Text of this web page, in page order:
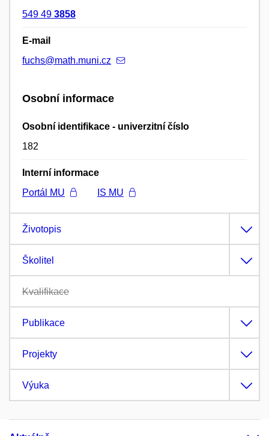
549 49 3858
E-mail
fuchs@math.muni.cz
Osobní informace
Osobní identifikace - univerzitní číslo
182
Interní informace
Portál MU
IS MU
Životopis
Školitel
Kvalifikace
Publikace
Projekty
Výuka